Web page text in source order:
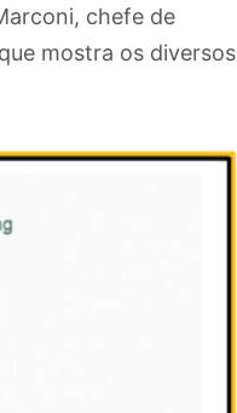
chefe de
mostra os diversos